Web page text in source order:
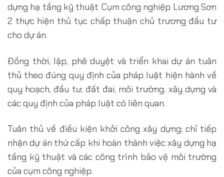
dựng hạ tầng kỹ thuật Cụm công nghiệp Lương Sơn
2 thực hiện thủ tục chấp thuận chủ trương đầu tư
cho dự án.
Đồng thời, lập, phê duyệt và triển khai dự án tuân
thủ theo đúng quy định của pháp luật hiện hành về
quy hoạch, đầu tư, đất đai, môi trường, xây dựng và
các quy định của pháp luật có liên quan.
Tuân thủ về điều kiện khởi công xây dựng; chỉ tiếp
nhận dự án thứ cấp khi hoàn thành việc xây dựng hạ
tầng kỹ thuật và các công trình bảo vệ môi trường
của cụm công nghiệp.